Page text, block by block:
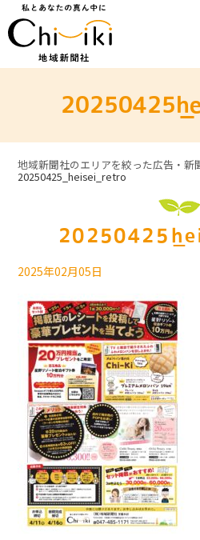
地域新聞社のエリアを絞った広告・新
20250425_heisei_retro
2025年02月05日